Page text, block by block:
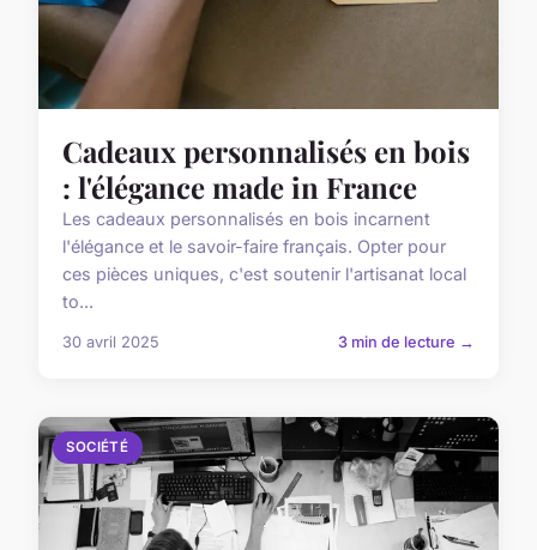
Cadeaux personnalisés en bois
: l'élégance made in France
Les cadeaux personnalisés en bois incarnent
l'élégance et le savoir-faire français. Opter pour
ces pièces uniques, c'est soutenir l'artisanat local
to...
30 avril 2025 3 min de lecture →
SOCIÉTÉ